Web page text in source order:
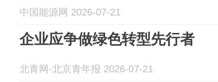
中国能源网 2026-07-21
企业应争做绿色转型先行者
北青网-北京青年报 2026-07-21